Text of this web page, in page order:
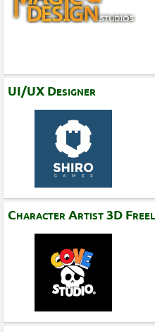
UI/UX Designer
Character Artist 3D